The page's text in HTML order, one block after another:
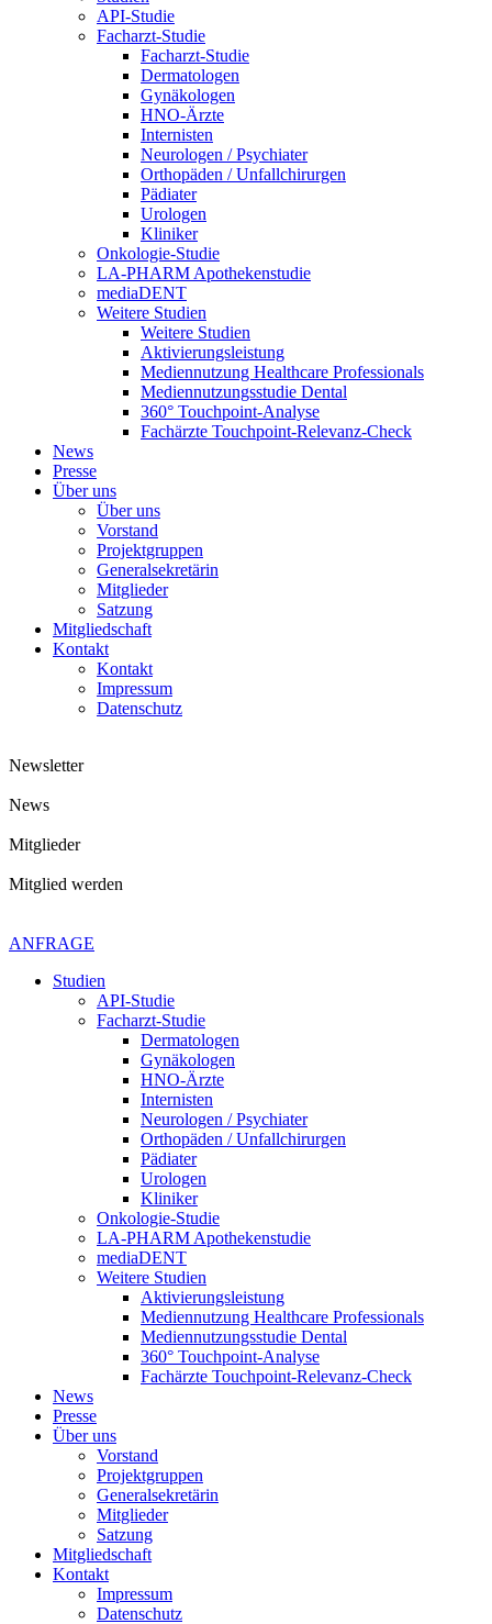
API-Studie
Facharzt-Studie
Facharzt-Studie
Dermatologen
Gynäkologen
HNO-Ärzte
Internisten
Neurologen / Psychiater
Orthopäden / Unfallchirurgen
Pädiater
Urologen
Kliniker
Onkologie-Studie
LA-PHARM Apothekenstudie
mediaDENT
Weitere Studien
Weitere Studien
Aktivierungsleistung
Mediennutzung Healthcare Professionals
Mediennutzungsstudie Dental
360° Touchpoint-Analyse
Fachärzte Touchpoint-Relevanz-Check
News
Presse
Über uns
Über uns
Vorstand
Projektgruppen
Generalsekretärin
Mitglieder
Satzung
Mitgliedschaft
Kontakt
Kontakt
Impressum
Datenschutz
Newsletter
News
Mitglieder
Mitglied werden
ANFRAGE
Studien
API-Studie
Facharzt-Studie
Dermatologen
Gynäkologen
HNO-Ärzte
Internisten
Neurologen / Psychiater
Orthopäden / Unfallchirurgen
Pädiater
Urologen
Kliniker
Onkologie-Studie
LA-PHARM Apothekenstudie
mediaDENT
Weitere Studien
Aktivierungsleistung
Mediennutzung Healthcare Professionals
Mediennutzungsstudie Dental
360° Touchpoint-Analyse
Fachärzte Touchpoint-Relevanz-Check
News
Presse
Über uns
Vorstand
Projektgruppen
Generalsekretärin
Mitglieder
Satzung
Mitgliedschaft
Kontakt
Impressum
Datenschutz